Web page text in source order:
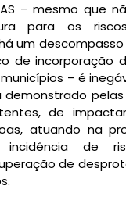
– mesmo que
para os
um
de incorporação
– é
demonstrado
de
atuando na
incidência de
de